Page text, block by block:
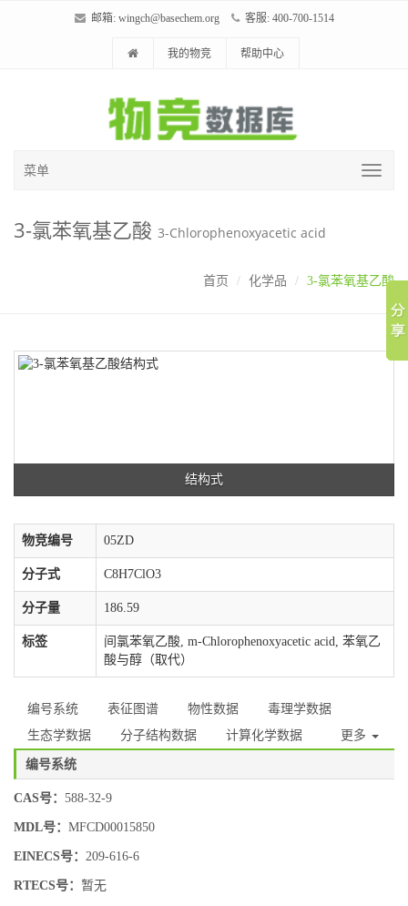
邮箱: wingch@basechem.org 客服: 400-700-1514
我的物竞 帮助中心
菜单
3-氯苯氧基乙酸 3-Chlorophenoxyacetic acid
首页 化学品 3-氯苯氧基乙酸
结构式
物竞编号 05ZD
分子式 C8H7ClO3
分子量 186.59
标签
间氯苯氧乙酸, m-Chlorophenoxyacetic acid, 苯氧乙
酸与醇（取代）
编号系统 表征图谱 物性数据
毒理学数据
生态学数据
分子结构数据 计算化学数据 更多
编号系统
CAS号： 588-32-9
MDL号： MFCD00015850
EINECS号： 209-616-6
RTECS号： 暂无